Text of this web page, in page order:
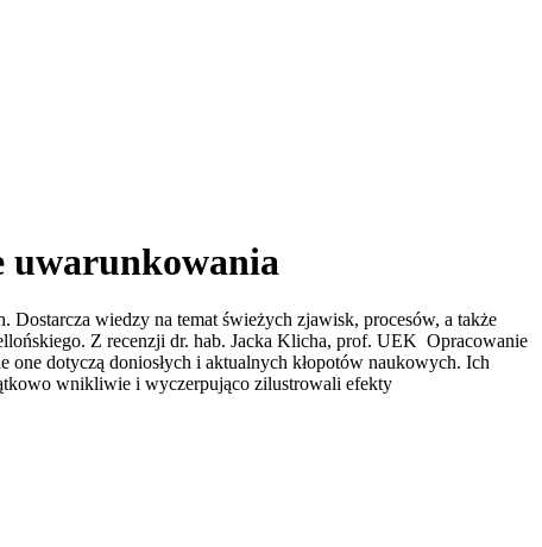
uwarunkowania
wiedzy na temat świeżych zjawisk, procesów, a także
Z recenzji dr. hab. Jacka Klicha, prof. UEK Opracowanie
one dotyczą doniosłych i aktualnych kłopotów naukowych. Ich
wnikliwie i wyczerpująco zilustrowali efekty